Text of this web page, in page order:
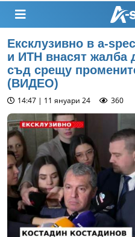
Ексклузивно в a-
и ИТН внасят жалба
съд срещу
(ВИДЕО)
14:47 | 11 януари 24 360